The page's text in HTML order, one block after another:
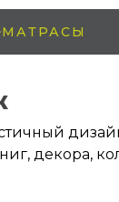
МАТРАСЫ
декора,